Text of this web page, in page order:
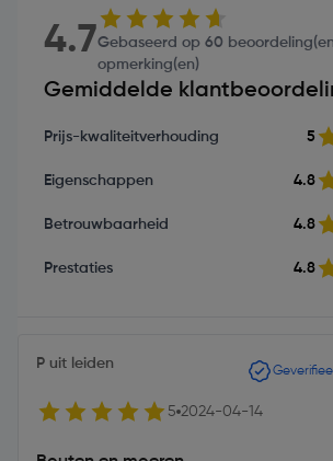
4.7Gebaseerd op 60
opmerking(en)
Gemiddelde
Prijs-kwaliteitverhouding 5
Eigenschappen 4.8
Betrouwbaarheid 4.8
Prestaties 4.8
P uit leiden
5 2024-04-14